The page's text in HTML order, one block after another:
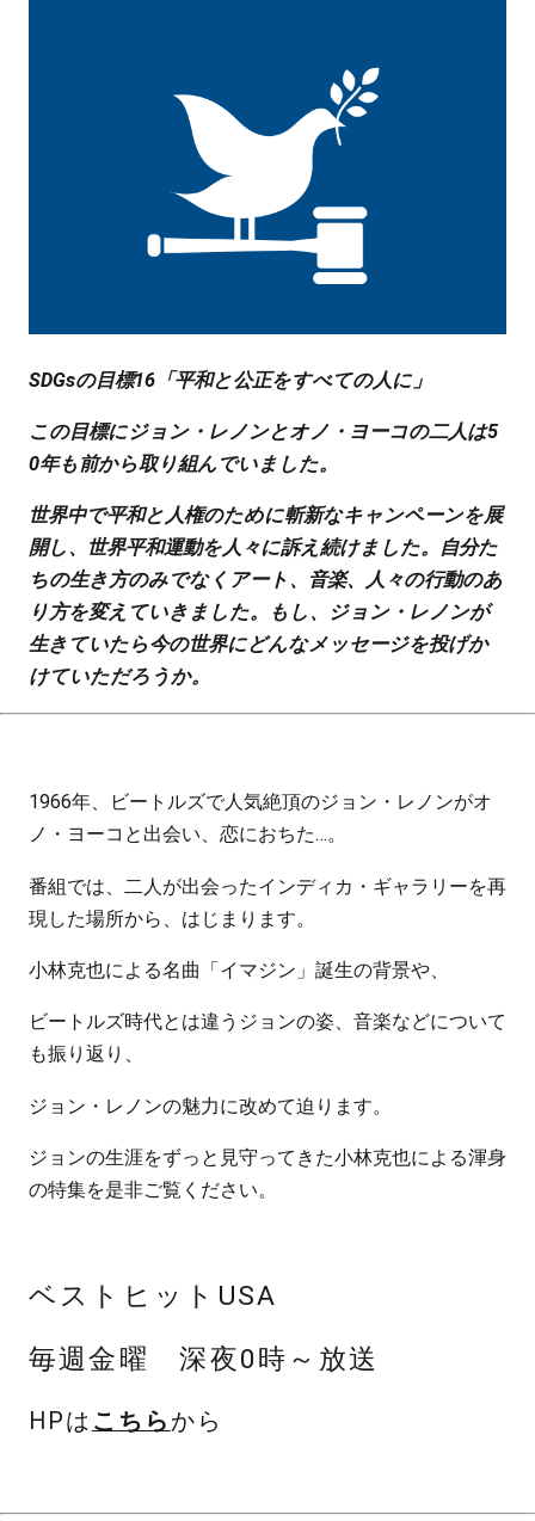
SDGsの目標16「平和と公正をすべての人に」
この目標にジョン・レノンとオノ・ヨーコの二人は5
0年も前から取り組んでいました。
世界中で平和と人権のために斬新なキャンペーンを展
開し、世界平和運動を人々に訴え続けました。自分た
ちの生き方のみでなくアート、音楽、人々の行動のあ
り方を変えていきました。もし、ジョン・レノンが
生きていたら今の世界にどんなメッセージを投げか
けていただろうか。
1966年、ビートルズで人気絶頂のジョン・レノンがオ
ノ・ヨーコと出会い、恋におちた…。
番組では、二人が出会ったインディカ・ギャラリーを再
現した場所から、はじまります。
小林克也による名曲「イマジン」誕生の背景や、
ビートルズ時代とは違うジョンの姿、音楽などについて
も振り返り、
ジョン・レノンの魅力に改めて迫ります。
ジョンの生涯をずっと見守ってきた小林克也による渾身
の特集を是非ご覧ください。
ベストヒットUSA
毎週金曜 深夜0時～放送
HPは こちら から